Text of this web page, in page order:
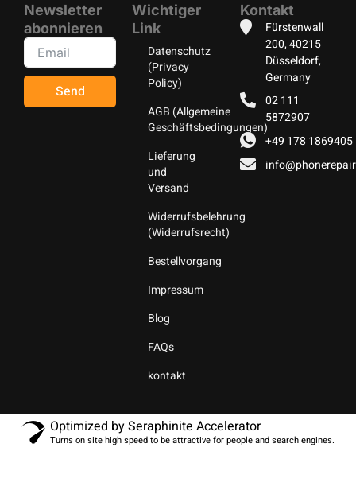
Kontakt
Fürstenwall
200, 40215
Düsseldorf,
Germany
02 111
5872907
+49 178 1869405
Wichtiger
Link
Datenschutz
(Privacy
Policy)
AGB (Allgemeine
Geschäftsbedingungen)
Lieferung
und
Versand
Widerrufsbelehrung
(Widerrufsrecht)
Bestellvorgang
Impressum
Blog
FAQs
kontakt
Newsletter
abonnieren
Send
Optimized by Seraphinite Accelerator
Turns on site high speed to be attractive for people and search engines.